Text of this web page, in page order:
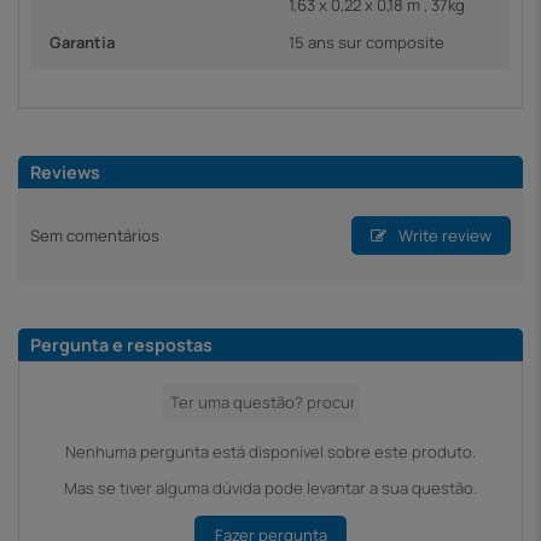
1,63 x 0,22 x 0,18 m , 37kg
Garantia
15 ans sur composite
Reviews
Sem comentários Write review
Pergunta e respostas
Nenhuma pergunta está disponível sobre este produto.
Mas se tiver alguma dúvida pode levantar a sua questão.
Fazer pergunta